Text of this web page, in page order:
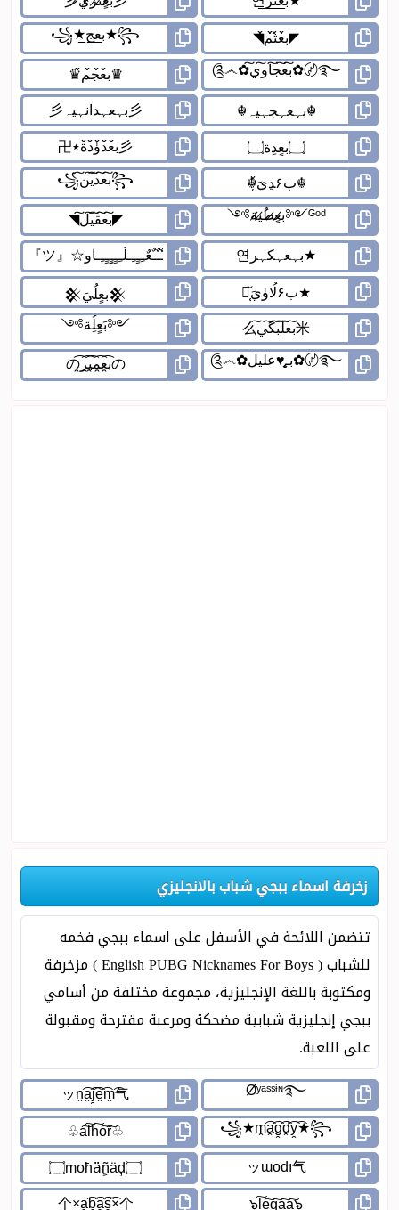
زخرفة اسماء ببجي شباب بالانجليزي
تتضمن اللائحة في الأسفل على اسماء ببجي فخمه
للشباب ( English PUBG Nicknames For Boys ) مزخرفة
ومكتوبة باللغة الإنجليزية، مجموعة مختلفة من أسامي
ببجي إنجليزية شبابية مضحكة ومرعبة مقترحة ومقبولة
على اللعبة.